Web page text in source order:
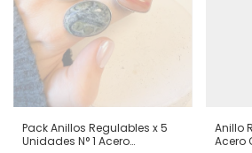
Pack Anillos Regulables x 5
Unidades N° 1 Acero
Anillo
Acero